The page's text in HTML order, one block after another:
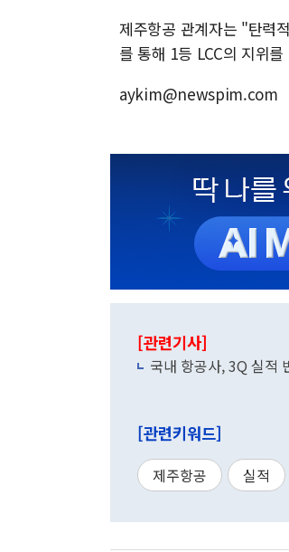
제주항공 관계자는 "탄력
를 통해 1등 LCC의 지위
aykim@newspim.com
[관련기사]
국내 항공사, 3Q 실적
[관련키워드]
제주항공 실적